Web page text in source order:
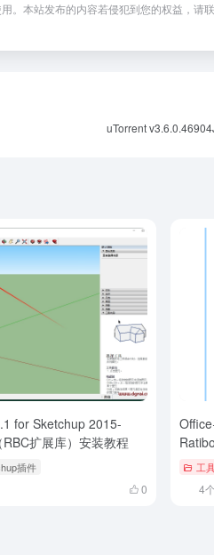
。本站发布的内容若侵犯到您的权益，请
uTorrent
for Sketchup 2015-
扩展库）安装教程
插件
0
使用
工
4